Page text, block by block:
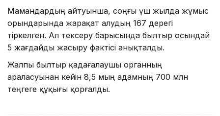
Мамандардың айтуынша, соңғы үш жылда жұмыс
орындарында жарақат алудың 167 дерегі
тіркелген. Ал тексеру барысында былтыр осындай
5 жағдайды жасыру фактісі анықталды.
Жалпы былтыр қадағалаушы органның
араласуынан кейін 8,5 мың адамның 700 млн
теңгеге құқығы қорғалды.